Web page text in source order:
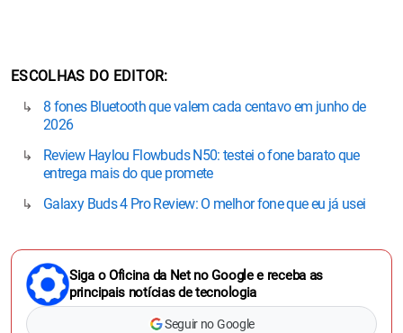
ESCOLHAS DO EDITOR
8 fones Bluetooth que valem cada centavo em junho de
2026
Review Haylou Flowbuds N50: testei o fone barato que
entrega mais do que promete
Galaxy Buds 4 Pro Review: O melhor fone que eu já usei
Siga o Oficina da Net no Google e receba as
principais notícias de tecnologia
Seguir no Google